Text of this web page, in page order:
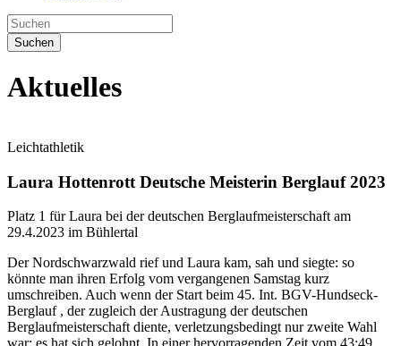
Suchen
Aktuelles
Leichtathletik
Laura Hottenrott Deutsche Meisterin Berglauf 2023
Platz 1 für Laura bei der deutschen Berglaufmeisterschaft am
29.4.2023 im Bühlertal
Der Nordschwarzwald rief und Laura kam, sah und siegte: so
könnte man ihren Erfolg vom vergangenen Samstag kurz
umschreiben. Auch wenn der Start beim 45. Int. BGV-Hundseck-
Berglauf , der zugleich der Austragung der deutschen
Berglaufmeisterschaft diente, verletzungsbedingt nur zweite Wahl